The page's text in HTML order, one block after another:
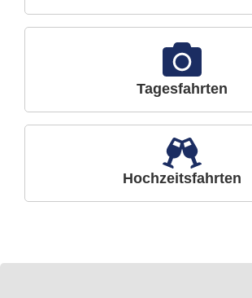
Tagesfahrten
Hochzeitsfahrten